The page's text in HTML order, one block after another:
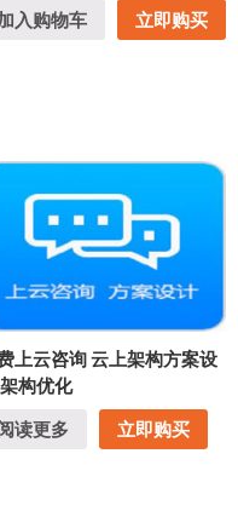
入购物车 立即购买
上云咨询 云上架构方案设
构优化
读更多
立即购买